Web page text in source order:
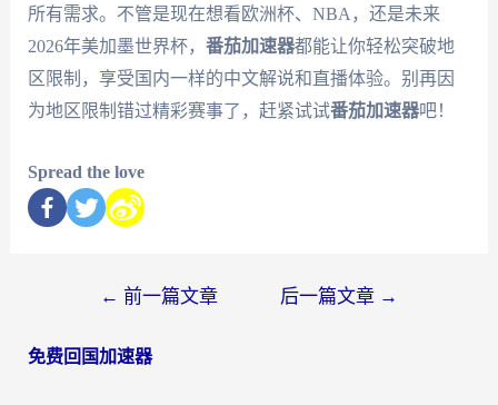
所有需求。不管是现在想看欧洲杯、NBA，还是未来
2026年美加墨世界杯， 番茄加速器都能让你轻松突破地
区限制，享受国内一样的中文解说和直播体验。别再因
为地区限制错过精彩赛事了，赶紧试试番茄加速器吧！
Spread the love
← 前一篇文章 后一篇文章 →
免费回国加速器